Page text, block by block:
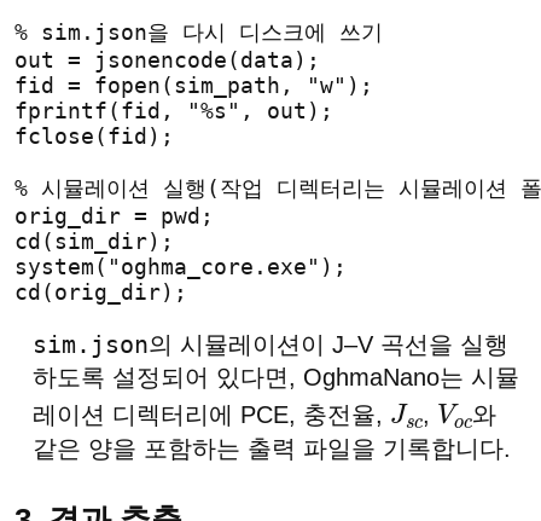
% sim.json을 다시 디스크에 쓰기
out = jsonencode(data);
fid = fopen(sim_path, "w");
fprintf(fid, "%s", out);
fclose(fid);
% 시뮬레이션 실행(작업 디렉터리는 시뮬레이션
orig_dir = pwd;
cd(sim_dir);
system("oghma_core.exe");
cd(orig_dir);
sim.json의 시뮬레이션이 J–V 곡선을 실행
하도록 설정되어 있다면, OghmaNano는 시뮬
레이션 디렉터리에 PCE, 충전율, Jsc, Voc
와
같은 양을 포함하는 출력 파일을 기록합니다.